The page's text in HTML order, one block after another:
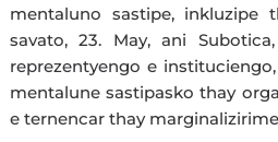
mentaluno sastipe, inkluzipe
savato, 23. May, ani
reprezentyengo e
mentalune sastipasko thay
e ternencar thay